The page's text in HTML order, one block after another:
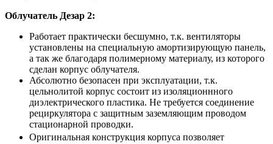
Облучатель Дезар 2:
Работает практически бесшумно, т.к. вентиляторы
установлены на специальную амортизирующую панель,
а так же благодаря полимерному материалу, из которого
сделан корпус облучателя.
Абсолютно безопасен при эксплуатации, т.к.
цельнолитой корпус состоит из изоляционнного
диэлектрического пластика. Не требуется соединение
рециркулятора с защитным заземляющим проводом
стационарной проводки.
Оригинальная конструкция корпуса позволяет